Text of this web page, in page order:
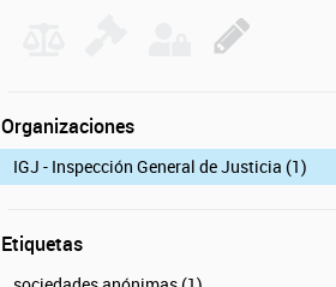
Organizaciones
IGJ - Inspección General de Justicia (1)
Etiquetas